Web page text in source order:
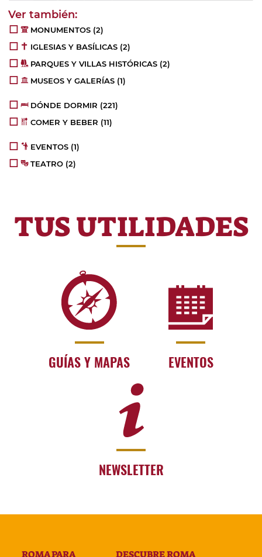
MONUMENTOS (2)
IGLESIAS Y BASÍLICAS (2)
PARQUES Y VILLAS HISTÓRICAS (2)
MUSEOS Y GALERÍAS (1)
DÓNDE DORMIR (221)
COMER Y BEBER (11)
EVENTOS (1)
TEATRO (2)
TUS UTILIDADES
GUÍAS Y MAPAS EVENTOS
NEWSLETTER
ROMA PARA DESCUBRE ROMA